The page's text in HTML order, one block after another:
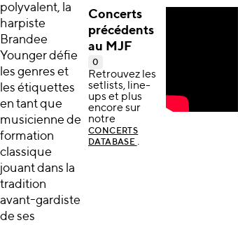
polyvalent, la
harpiste
Brandee
Younger défie
les genres et
les étiquettes
en tant que
musicienne de
formation
classique
jouant dans la
tradition
avant-gardiste
de ses
Concerts
précédents
au MJF
0
Retrouvez les
setlists, line-
ups et plus
encore sur
notre
CONCERTS
DATABASE .